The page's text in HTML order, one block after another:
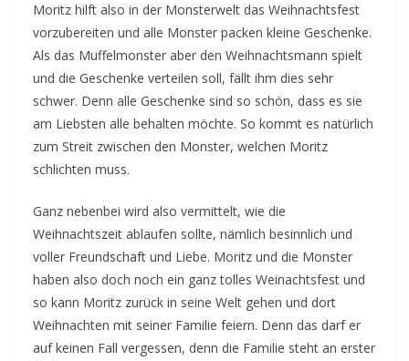
Moritz hilft also in der Monsterwelt das Weihnachtsfest
vorzubereiten und alle Monster packen kleine Geschenke.
Als das Muffelmonster aber den Weihnachtsmann spielt
und die Geschenke verteilen soll, fällt ihm dies sehr
schwer. Denn alle Geschenke sind so schön, dass es sie
am Liebsten alle behalten möchte. So kommt es natürlich
zum Streit zwischen den Monster, welchen Moritz
schlichten muss.
Ganz nebenbei wird also vermittelt, wie die
Weihnachtszeit ablaufen sollte, nämlich besinnlich und
voller Freundschaft und Liebe. Moritz und die Monster
haben also doch noch ein ganz tolles Weinachtsfest und
so kann Moritz zurück in seine Welt gehen und dort
Weihnachten mit seiner Familie feiern. Denn das darf er
auf keinen Fall vergessen, denn die Familie steht an erster